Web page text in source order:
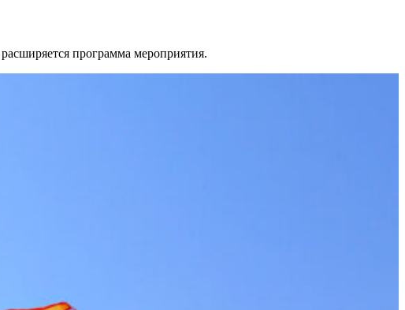
программа мероприятия.